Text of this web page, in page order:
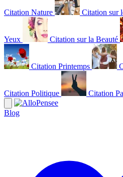
Citation Nature Citation sur
Yeux Citation sur la Beauté
Citation Printemps
Citation Politique Citation
Blog